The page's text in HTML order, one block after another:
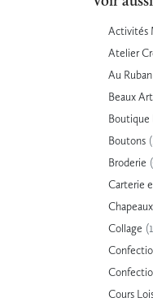
Activités
Atelier
Au Ruban
Beaux
Boutique
Boutons
Broderie
Carterie
Chapeaux
Collage
Cours